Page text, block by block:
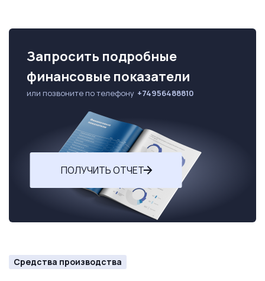
Запросить подробные
финансовые показатели
или позвоните по телефону +74956488810
ПОЛУЧИТЬ ОТЧЕТ
Средства производства